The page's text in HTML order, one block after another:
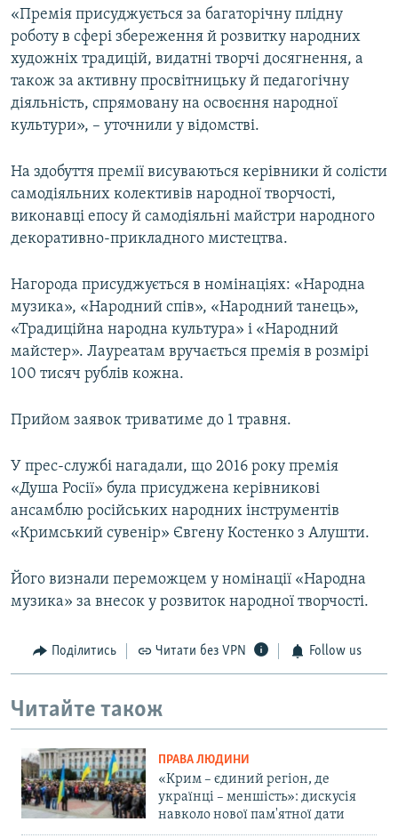
«Премія присуджується за багаторічну плідну
роботу в сфері збереження й розвитку народних
художніх традицій, видатні творчі досягнення, а
також за активну просвітницьку й педагогічну
діяльність, спрямовану на освоєння народної
культури», – уточнили у відомстві.
На здобуття премії висуваються керівники й солісти
самодіяльних колективів народної творчості,
виконавці епосу й самодіяльні майстри народного
декоративно-прикладного мистецтва.
Нагорода присуджується в номінаціях: «Народна
музика», «Народний спів», «Народний танець»,
«Традиційна народна культура» і «Народний
майстер». Лауреатам вручається премія в розмірі
100 тисяч рублів кожна.
Прийом заявок триватиме до 1 травня.
У прес-службі нагадали, що 2016 року премія
«Душа Росії» була присуджена керівникові
ансамблю російських народних інструментів
«Кримський сувенір» Євгену Костенко з Алушти.
Його визнали переможцем у номінації «Народна
музика» за внесок у розвиток народної творчості.
Поділитись Читати без VPN Follow us
Читайте також
ПРАВА ЛЮДИНИ
«Крим – єдиний регіон, де
українці – меншість»: дискусія
навколо нової пам'ятної дати